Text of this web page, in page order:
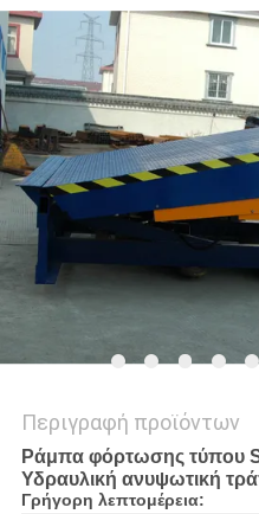
ΠΟΛΙΤΙΚΉ
ΑΠΟΡΡΉΤΟΥ
Περιγραφή προϊόντων
Ράμπα φόρτωσης τύπου
Υδραυλική ανυψωτική
Γρήγορη λεπτομέρεια: